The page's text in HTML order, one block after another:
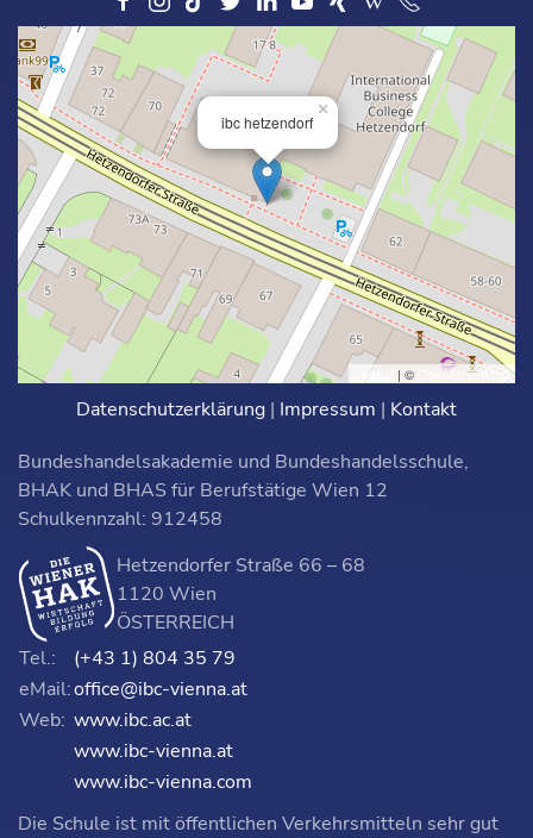
ibc hetzendorf
×
Leaflet | © OpenStreetMap
Datenschutzerklärung | Impressum | Kontakt
Bundeshandelsakademie und Bundeshandelsschule,
BHAK und BHAS für Berufstätige Wien 12
Schulkennzahl: 912458
Hetzendorfer Straße 66 – 68
1120 Wien
ÖSTERREICH
Tel.:
(+43 1) 804 35 79
eMail:office@ibc-vienna.at
Web: www.ibc.ac.at
www.ibc-vienna.at
www.ibc-vienna.com
Die Schule ist mit öffentlichen Verkehrsmitteln sehr gut